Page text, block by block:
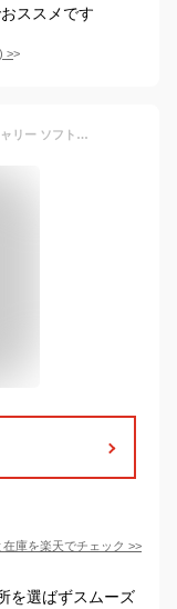
ススメです
>
【 送料無料 】 キャリーケース リュックキャリー ソフトキャリーケース 大容量 軽量 軽い mサイズ m 3way キャリーバッグ メンズ レディース かわいい おしゃれ シンプル 旅行カバン 旅行かばん 旅行用 kbn15178 かばん
在庫を楽天でチェック >>
を選ばずスムーズ